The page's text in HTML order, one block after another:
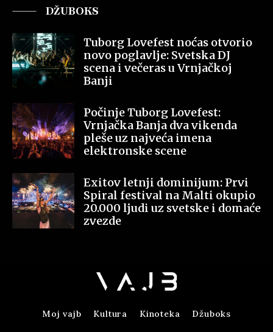
DŽUBOKS
Tuborg Lovefest noćas otvorio
novo poglavlje: Svetska DJ
scena i večeras u Vrnjačkoj
Banji
Počinje Tuborg Lovefest:
Vrnjačka Banja dva vikenda
pleše uz najveća imena
elektronske scene
Exitov letnji dominijum: Prvi
Spiral festival na Malti okupio
20.000 ljudi uz svetske i domaće
zvezde
Moj vajb Kultura Kinoteka Džuboks